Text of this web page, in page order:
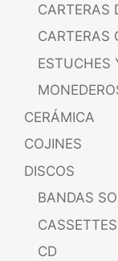
CARTERAS
CARTERAS
ESTUCHES
CERÁMICA
COJINES
DISCOS
BANDAS
CASSETTES
CD